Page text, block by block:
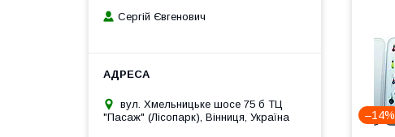
–14%
Сергій Євгенович
вул. Хмельницьке шосе 75 б ТЦ
"Пасаж" (Лісопарк), Вінниця, Україна